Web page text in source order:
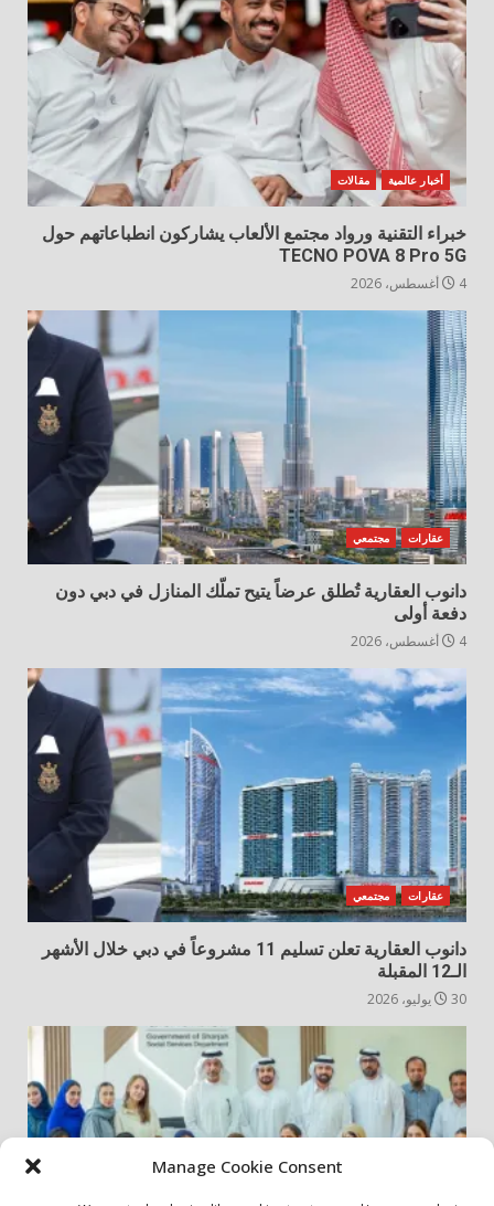
Manage Cookie Consent
أخبار عالمية مقالات
خبراء التقنية ورواد مجتمع الألعاب يشاركون انطباعاتهم حول
TECNO POVA 8 Pro 5G
4 أغسطس، 2026
عقارات مجتمعي
دانوب العقارية تُطلق عرضاً يتيح تملّك المنازل في دبي دون
دفعة أولى
4 أغسطس، 2026
عقارات مجتمعي
دانوب العقارية تعلن تسليم 11 مشروعاً في دبي خلال الأشهر
الـ12 المقبلة
30 يوليو، 2026